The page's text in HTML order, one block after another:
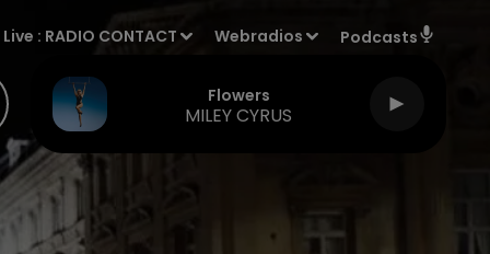
Live : RADIO CONTACT Webradios Podcasts
Flowers
MILEY CYRUS